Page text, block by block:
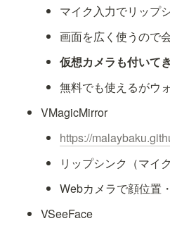
マイク入力でリップ
画面を広く使うので
仮想カメラも付いて
無料でも使えるがウ
VMagicMirror
https://
リップシンク（マイ
Webカメラで顔位置
VSeeFace